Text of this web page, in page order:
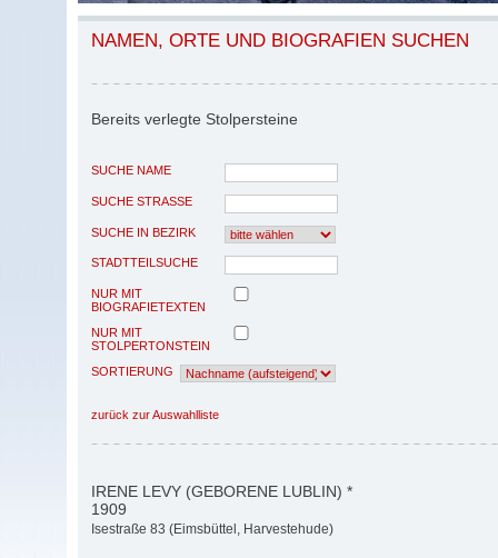
NAMEN, ORTE UND BIOGRAFIEN SUCHEN
Bereits verlegte Stolpersteine
SUCHE NAME
SUCHE STRASSE
SUCHE IN BEZIRK
STADTTEILSUCHE
NUR MIT
BIOGRAFIETEXTEN
NUR MIT
STOLPERTONSTEIN
SORTIERUNG
zurück zur Auswahlliste
IRENE LEVY (GEBORENE LUBLIN) *
1909
Isestraße 83 (Eimsbüttel, Harvestehude)